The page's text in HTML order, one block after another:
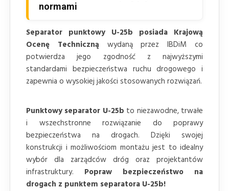
normami
Separator punktowy U-25b posiada Krajową
Ocenę Techniczną wydaną przez IBDiM co
potwierdza jego zgodność z najwyższymi
standardami bezpieczeństwa ruchu drogowego i
zapewnia o wysokiej jakości stosowanych rozwiązań.
Punktowy separator U-25b to niezawodne, trwałe
i wszechstronne rozwiązanie do poprawy
bezpieczeństwa na drogach. Dzięki swojej
konstrukcji i możliwościom montażu jest to idealny
wybór dla zarządców dróg oraz projektantów
infrastruktury. Popraw bezpieczeństwo na
drogach z punktem separatora U-25b!